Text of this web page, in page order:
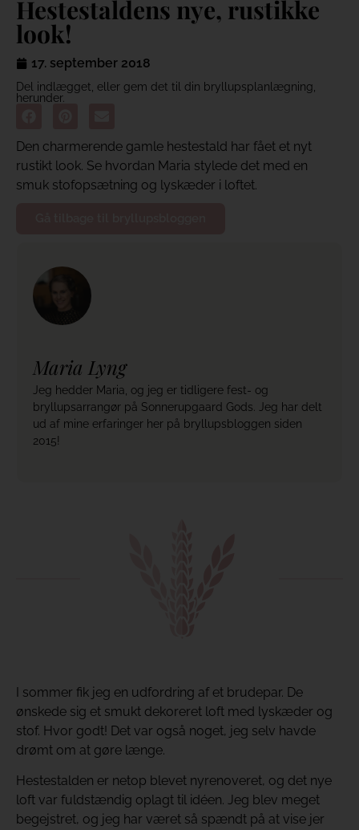
Hestestaldens nye, rustikke
look!
17. september 2018
Del indlægget, eller gem det til din bryllupsplanlægning,
herunder.
Den charmerende gamle hestestald har fået et nyt
rustikt look. Se hvordan Maria stylede det med en
smuk stofopsætning og lyskæder i loftet.
Maria Lyng
Jeg hedder Maria, og jeg er tidligere fest- og
bryllupsarrangør på Sonnerupgaard Gods. Jeg har delt
ud af mine erfaringer her på bryllupsbloggen siden
2015!
I sommer fik jeg en udfordring af et brudepar. De
ønskede sig et smukt dekoreret loft med lyskæder og
stof. Hvor godt! Det var også noget, jeg selv havde
drømt om at gøre længe.
Hestestalden er netop blevet nyrenoveret, og det nye
loft var fuldstændig oplagt til idéen. Jeg blev meget
begejstret, og jeg har været så spændt på at vise jer